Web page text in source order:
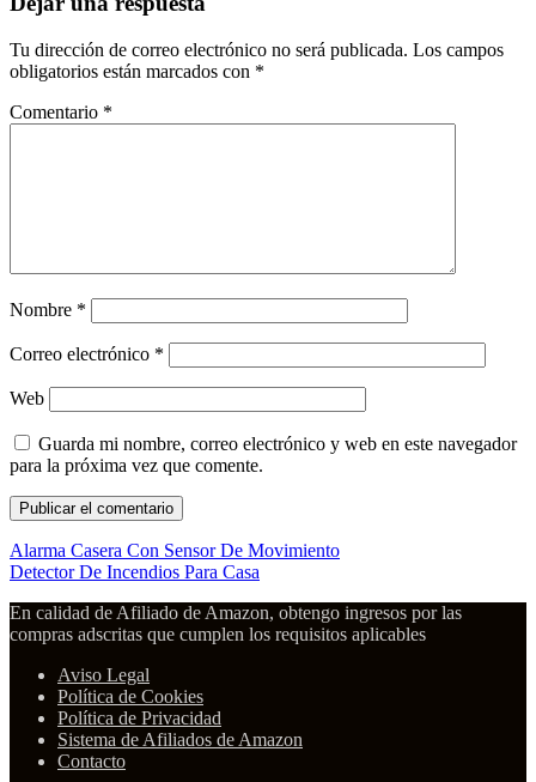
Tu dirección de correo electrónico no será publicada. Los campos
obligatorios están marcados con *
Comentario *
Nombre *
Correo electrónico *
Web
Guarda mi nombre, correo electrónico y web en este navegador
para la próxima vez que comente.
Alarma Casera Con Sensor De Movimiento
Detector De Incendios Para Casa
En calidad de Afiliado de Amazon, obtengo ingresos por las
compras adscritas que cumplen los requisitos aplicables
Aviso Legal
Política de Cookies
Política de Privacidad
Sistema de Afiliados de Amazon
Contacto